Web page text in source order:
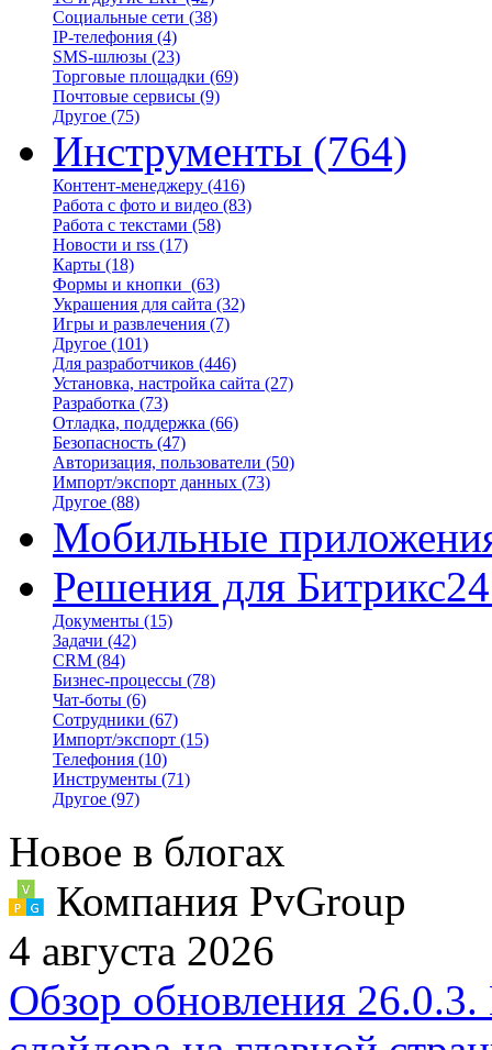
Социальные сети (38)
IP-телефония (4)
SMS-шлюзы (23)
Торговые площадки (69)
Почтовые сервисы (9)
Другое (75)
Инструменты (764)
Контент-менеджеру (416)
Работа с фото и видео (83)
Работа с текстами (58)
Новости и rss (17)
Карты (18)
Формы и кнопки (63)
Украшения для сайта (32)
Игры и развлечения (7)
Другое (101)
Для разработчиков (446)
Установка, настройка сайта (27)
Разработка (73)
Отладка, поддержка (66)
Безопасность (47)
Авторизация, пользователи (50)
Импорт/экспорт данных (73)
Другое (88)
Мобильные
Решения для Битрикс24
Документы (15)
Задачи (42)
CRM (84)
Бизнес-процессы (78)
Чат-боты (6)
Сотрудники (67)
Импорт/экспорт (15)
Телефония (10)
Инструменты (71)
Другое (97)
Новое в блогах
Компания PvGroup
4 августа 2026
Обзор обновления 26.0.3.